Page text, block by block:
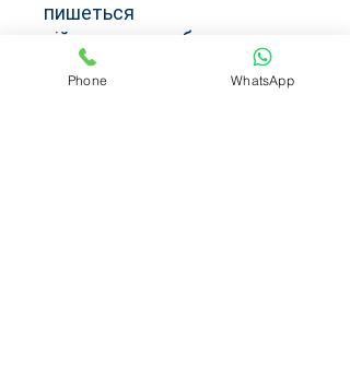
пишеться
військовослужбовцем на
імʼя безпосереднього
командира та подається
Phone WhatsApp